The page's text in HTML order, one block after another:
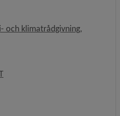
och klimatrådgivning,